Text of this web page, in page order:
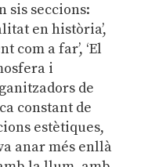
sis seccions:
en història’,
com a far’, ‘El
i
de
constant de
estètiques,
anar més enllà